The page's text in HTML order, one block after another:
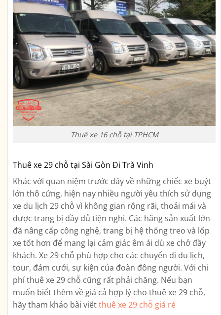
Thuê xe 16 chỗ tại TPHCM
Thuê xe 29 chỗ tại Sài Gòn Đi Trà Vinh
Khác với quan niệm trước đây về những chiếc xe buýt
lớn thô cứng, hiện nay nhiều người yêu thích sử dụng
xe du lịch 29 chỗ vì không gian rộng rãi, thoải mái và
được trang bị đầy đủ tiện nghi. Các hãng sản xuất lớn
đã nâng cấp công nghệ, trang bị hệ thống treo và lốp
xe tốt hơn để mang lại cảm giác êm ái dù xe chở đầy
khách. Xe 29 chỗ phù hợp cho các chuyến đi du lịch,
tour, đám cưới, sự kiện của đoàn đông người. Với chi
phí thuê xe 29 chỗ cũng rất phải chăng. Nếu bạn
muốn biết thêm về giá cả hợp lý cho thuê xe 29 chỗ,
hãy tham khảo bài viếtthuê xe 29 chỗ giá rẻ